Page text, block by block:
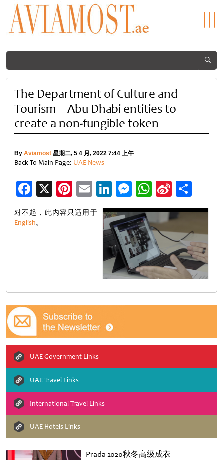
Prada 2020秋冬高级成衣
The Department of Culture and
Tourism – Abu Dhabi entities to
create a non-fungible token
By Aviamost 星期二, 5 4 月, 2022 7:44 上午
Back To Main Page: UAE News
Facebook
X Pinterest
EmailLinkedIn
Messenger
WhatsApp
Sina
Weibo
享
对不起，此内容只适用于
English。
UAE Government Links
UAE Travel Links
International Travel Links
UAE Hotels Links